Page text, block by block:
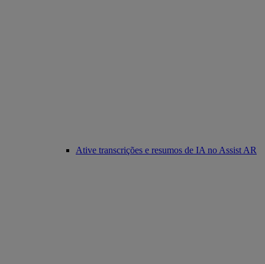
Ative transcrições e resumos de IA no Assist AR